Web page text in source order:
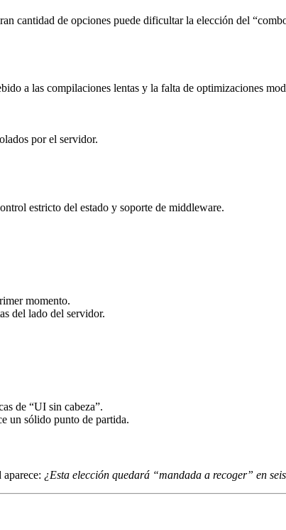
cantidad de opciones puede dificultar la elección del
a las compilaciones lentas y la falta de optimizaciones
por el servidor.
estricto del estado y soporte de middleware.
momento.
del lado del servidor.
de “UI sin cabeza”.
un sólido punto de partida.
¿Esta elección quedará “mandada a recoger” en